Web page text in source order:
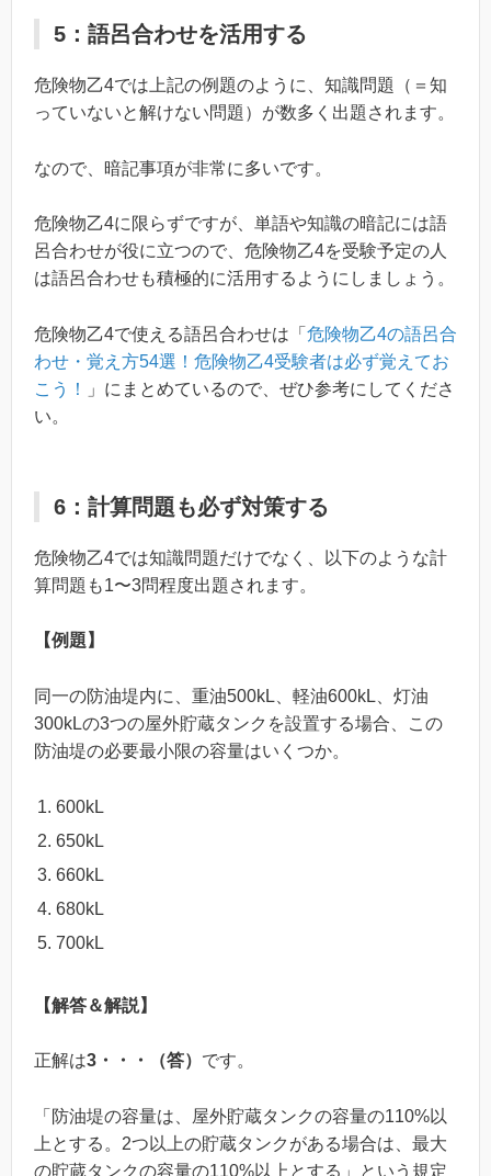
5：語呂合わせを活用する
危険物乙4では上記の例題のように、知識問題（＝知
っていないと解けない問題）が数多く出題されます。
なので、暗記事項が非常に多いです。
危険物乙4に限らずですが、単語や知識の暗記には語
呂合わせが役に立つので、危険物乙4を受験予定の人
は語呂合わせも積極的に活用するようにしましょう。
危険物乙4で使える語呂合わせは「 危険物乙4の語呂合
わせ・覚え方54選！危険物乙4受験者は必ず覚えてお
こう！
」にまとめているので、ぜひ参考にしてくださ
い。
6：計算問題も必ず対策する
危険物乙4では知識問題だけでなく、以下のような計
算問題も1〜3問程度出題されます。
【例題】
同一の防油堤内に、重油500kL、軽油600kL、灯油
300kLの3つの屋外貯蔵タンクを設置する場合、この
防油堤の必要最小限の容量はいくつか。
600kL
650kL
660kL
680kL
700kL
【解答＆解説】
正解は3・・・（答） です。
「防油堤の容量は、屋外貯蔵タンクの容量の110%以
上とする。2つ以上の貯蔵タンクがある場合は、最大
の貯蔵タンクの容量の110%以上とする」という規定